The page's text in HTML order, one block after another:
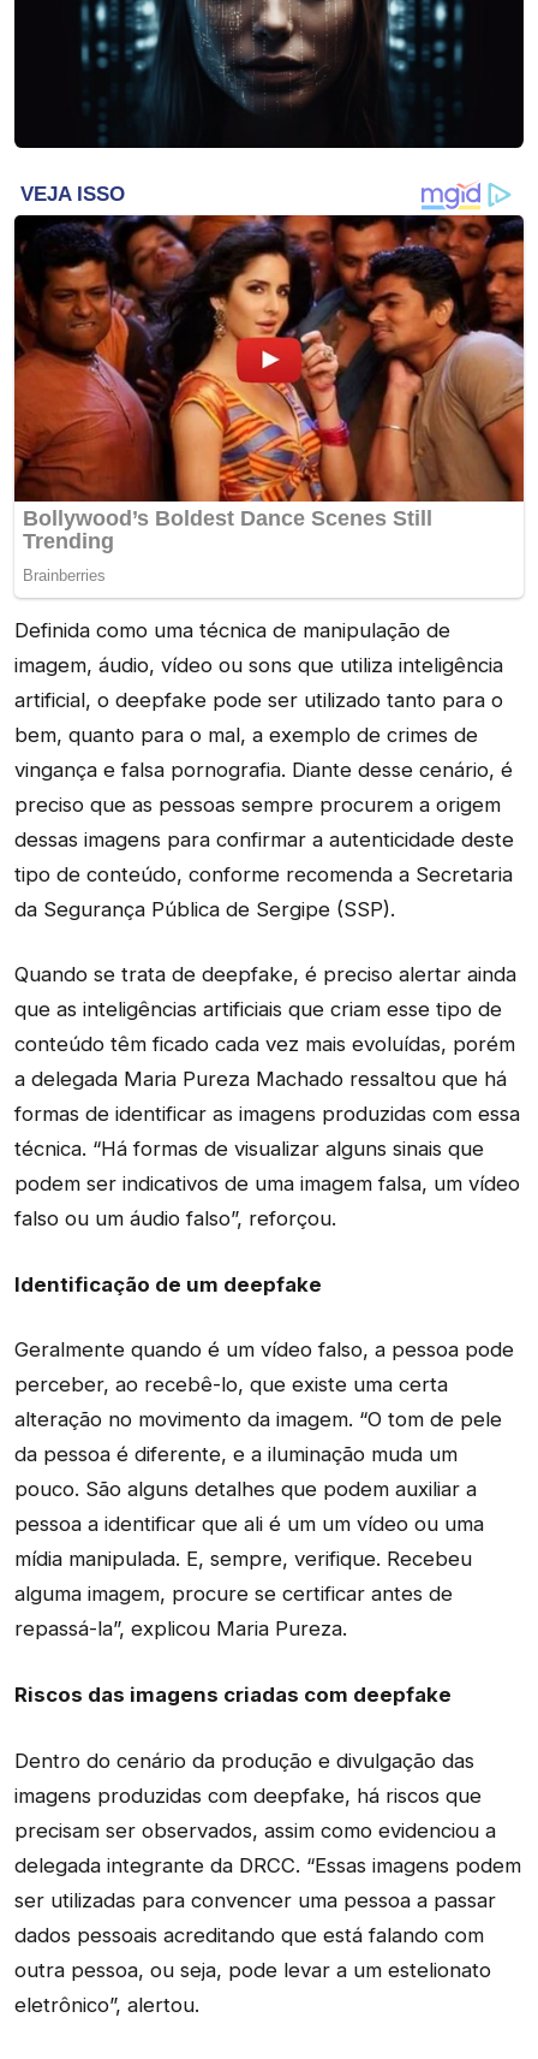
Definida como uma técnica de manipulação de
imagem, áudio, vídeo ou sons que utiliza inteligência
artificial, o deepfake pode ser utilizado tanto para o
bem, quanto para o mal, a exemplo de crimes de
vingança e falsa pornografia. Diante desse cenário, é
preciso que as pessoas sempre procurem a origem
dessas imagens para confirmar a autenticidade deste
tipo de conteúdo, conforme recomenda a Secretaria
da Segurança Pública de Sergipe (SSP).
Quando se trata de deepfake, é preciso alertar ainda
que as inteligências artificiais que criam esse tipo de
conteúdo têm ficado cada vez mais evoluídas, porém
a delegada Maria Pureza Machado ressaltou que há
formas de identificar as imagens produzidas com essa
técnica. “Há formas de visualizar alguns sinais que
podem ser indicativos de uma imagem falsa, um vídeo
falso ou um áudio falso”, reforçou.
Identificação de um deepfake
Geralmente quando é um vídeo falso, a pessoa pode
perceber, ao recebê-lo, que existe uma certa
alteração no movimento da imagem. “O tom de pele
da pessoa é diferente, e a iluminação muda um
pouco. São alguns detalhes que podem auxiliar a
pessoa a identificar que ali é um um vídeo ou uma
mídia manipulada. E, sempre, verifique. Recebeu
alguma imagem, procure se certificar antes de
repassá-la”, explicou Maria Pureza.
Riscos das imagens criadas com deepfake
Dentro do cenário da produção e divulgação das
imagens produzidas com deepfake, há riscos que
precisam ser observados, assim como evidenciou a
delegada integrante da DRCC. “Essas imagens podem
ser utilizadas para convencer uma pessoa a passar
dados pessoais acreditando que está falando com
outra pessoa, ou seja, pode levar a um estelionato
eletrônico”, alertou.